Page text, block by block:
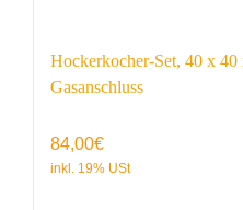
Hockerkocher-Set, 40 x
Gasanschluss
84,00€